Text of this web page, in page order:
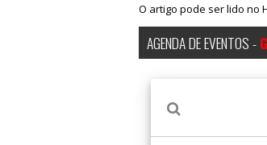
O artigo pode ser lido no
AGENDA DE EVENTOS -